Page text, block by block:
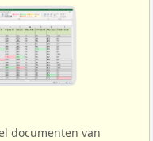
documenten van